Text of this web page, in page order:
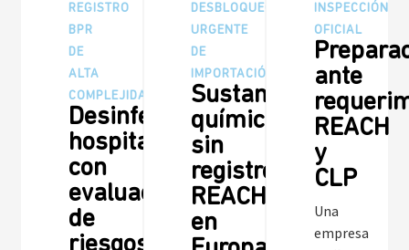
REGISTRO
BPR
DE
ALTA
COMPLEJIDAD
Desinfectantes
hospitalarios
con
evaluación
de
DESBLOQUEO
URGENTE
DE
IMPORTACIÓN
Sustancia
química
sin
registro
REACH
en
INSPECCIÓN
OFICIAL
ante
REACH
y
CLP
Una
empresa